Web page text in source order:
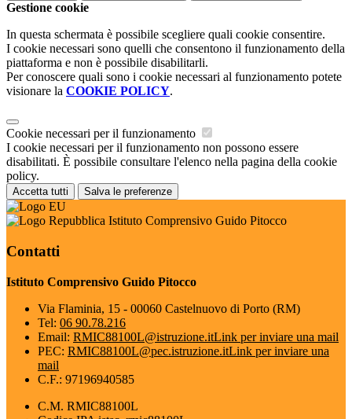
Gestione cookie
In questa schermata è possibile scegliere quali cookie consentire.
I cookie necessari sono quelli che consentono il funzionamento della
piattaforma e non è possibile disabilitarli.
Per conoscere quali sono i cookie necessari al funzionamento potete
visionare la COOKIE POLICY.
Cookie necessari per il funzionamento
I cookie necessari per il funzionamento non possono essere
disabilitati. È possibile consultare l'elenco nella pagina della cookie
policy.
Accetta tutti Salva le preferenze
Istituto Comprensivo Guido Pitocco
Contatti
Istituto Comprensivo Guido Pitocco
Via Flaminia, 15 - 00060 Castelnuovo di Porto (RM)
Tel: 06 90.78.216
Email: RMIC88100L@istruzione.itLink per inviare una mail
PEC: RMIC88100L@pec.istruzione.itLink per inviare una
mail
C.F.: 97196940585
C.M. RMIC88100L